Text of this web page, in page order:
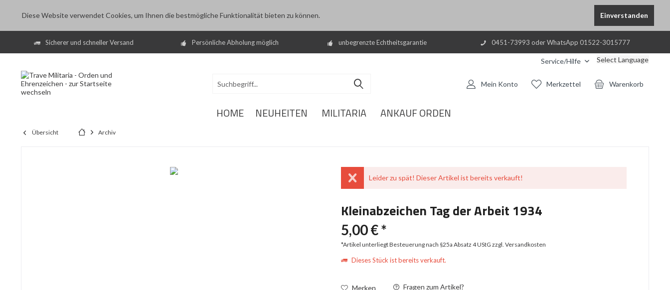
Diese Website verwendet Cookies, um Ihnen die bestmögliche Funktionalität bieten zu können. Einverstanden
Sicherer und schneller Versand Persönliche Abholung möglich unbegrenzte Echtheitsgarantie 0451-73993 oder WhatsApp 01522-3015777
Service/Hilfe Select Language
Warenkorb
Merkzettel
Mein Konto
HOME NEUHEITEN MILITARIA ANKAUF ORDEN
Übersicht Archiv
Leider zu spät! Dieser Artikel ist bereits verkauft!
Kleinabzeichen Tag der Arbeit 1934
5,00 € *
*Artikel unterliegt Besteuerung nach §25a Absatz 4 UStGzzgl. Versandkosten
Dieses Stück ist bereits verkauft.
Merken Fragen zum Artikel?